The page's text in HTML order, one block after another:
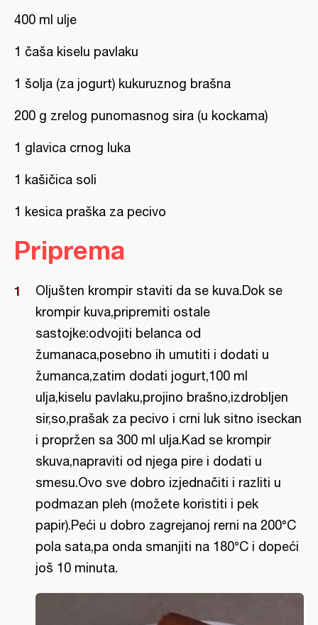
400 ml ulje
1 čaša kiselu pavlaku
1 šolja (za jogurt) kukuruznog brašna
200 g zrelog punomasnog sira (u kockama)
1 glavica crnog luka
1 kašičica soli
1 kesica praška za pecivo
Priprema
Oljušten krompir staviti da se kuva.Dok se
krompir kuva,pripremiti ostale
sastojke:odvojiti belanca od
žumanaca,posebno ih umutiti i dodati u
žumanca,zatim dodati jogurt,100 ml
ulja,kiselu pavlaku,projino brašno,izdrobljen
sir,so,prašak za pecivo i crni luk sitno iseckan
i propržen sa 300 ml ulja.Kad se krompir
skuva,napraviti od njega pire i dodati u
smesu.Ovo sve dobro izjednačiti i razliti u
podmazan pleh (možete koristiti i pek
papir).Peći u dobro zagrejanoj rerni na 200°C
pola sata,pa onda smanjiti na 180°C i dopeći
još 10 minuta.